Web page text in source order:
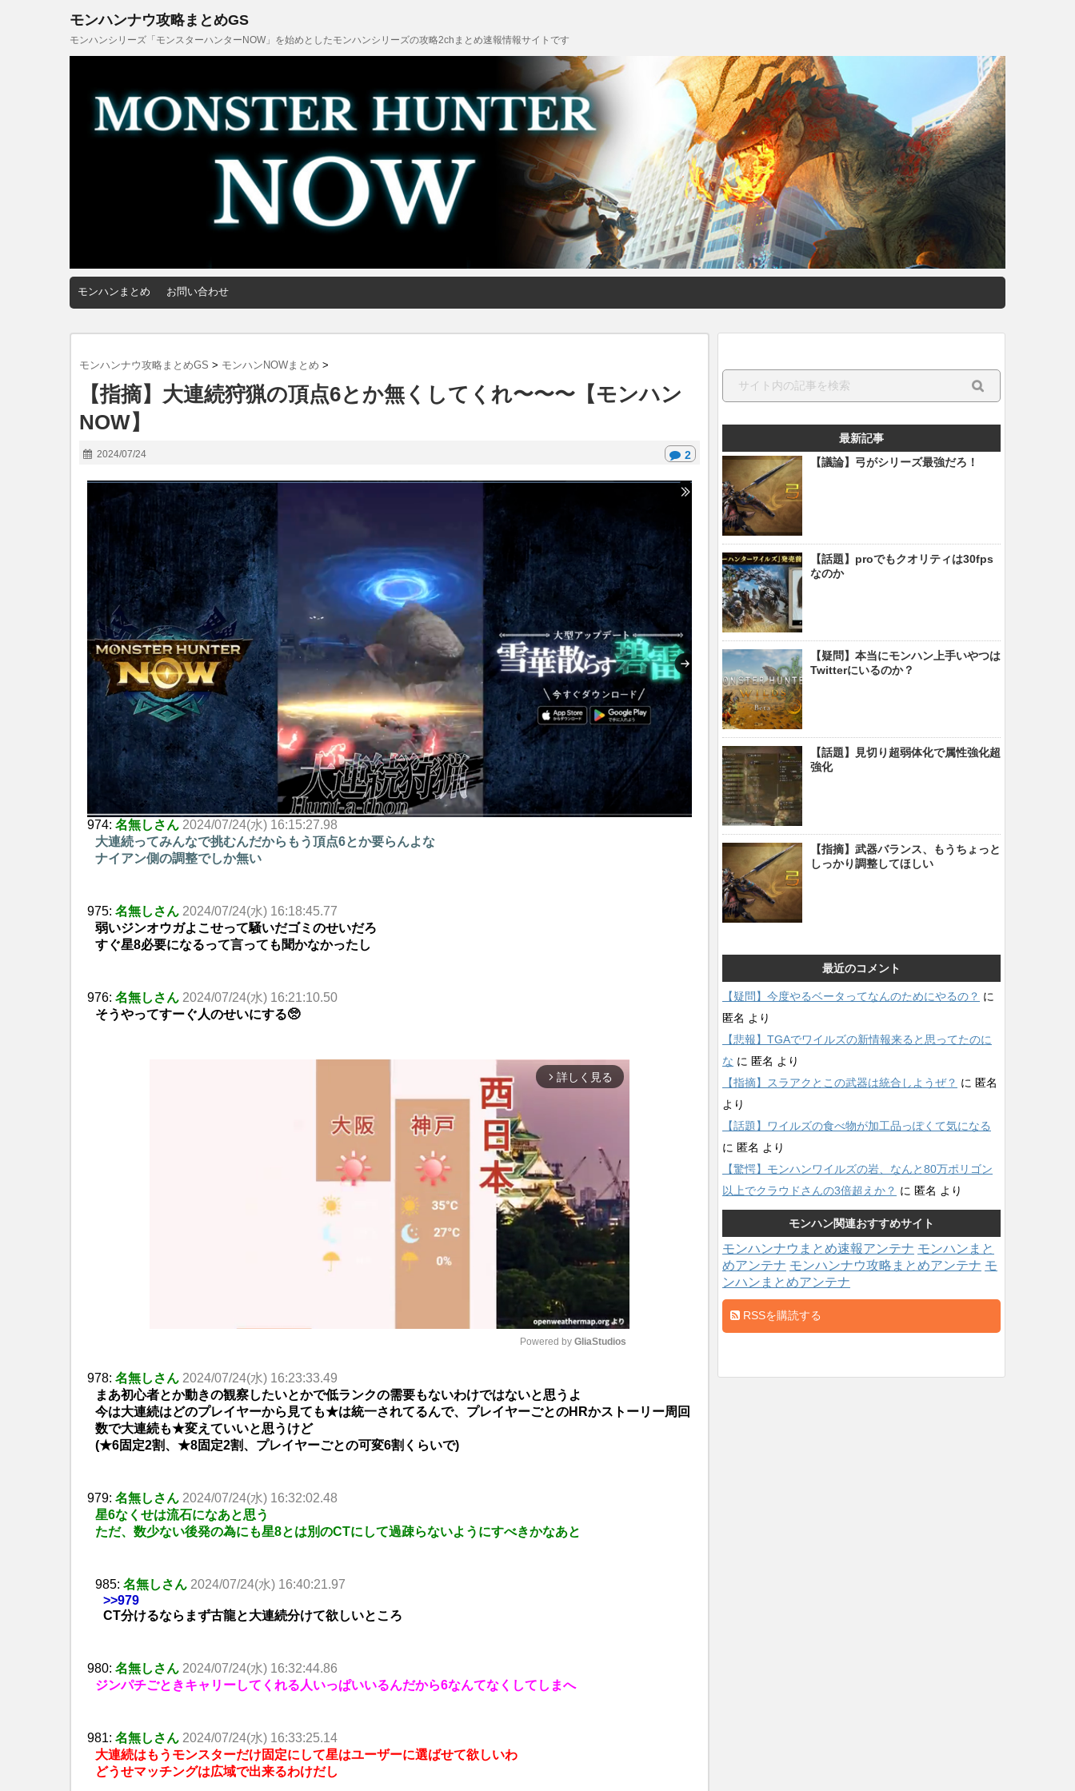
モンハンナウ攻略まとめGS
モンハンシリーズ「モンスターハンターNOW」を始めとしたモンハンシリーズの攻略2chまとめ速報情報サイトです
モンハンまとめ お問い合わせ
モンハンナウ攻略まとめGS > モンハンNOWまとめ >
【指摘】大連続狩猟の頂点6とか無くしてくれ〜〜〜【モンハン
NOW】
2024/07/24 2
974: 名無しさん 2024/07/24(水) 16:15:27.98
大連続ってみんなで挑むんだからもう頂点6とか要らんよな
ナイアン側の調整でしか無い
975: 名無しさん 2024/07/24(水) 16:18:45.77
弱いジンオウガよこせって騒いだゴミのせいだろ
すぐ星8必要になるって言っても聞かなかったし
976: 名無しさん 2024/07/24(水) 16:21:10.50
そうやってすーぐ人のせいにする🥺
arrow_forward_ios 詳しく見る
M
u
Powered by GliaStudios
978: 名無しさん 2024/07/24(水) 16:23:33.49
まあ初心者とか動きの観察したいとかで低ランクの需要もないわけではないと思うよ
今は大連続はどのプレイヤーから見ても★は統一されてるんで、プレイヤーごとのHRかストーリー周回
数で大連続も★変えていいと思うけど
(★6固定2割、★8固定2割、プレイヤーごとの可変6割くらいで)
979: 名無しさん 2024/07/24(水) 16:32:02.48
星6なくせは流石になあと思う
ただ、数少ない後発の為にも星8とは別のCTにして過疎らないようにすべきかなあと
985: 名無しさん 2024/07/24(水) 16:40:21.97
>>979
CT分けるならまず古龍と大連続分けて欲しいところ
980: 名無しさん 2024/07/24(水) 16:32:44.86
ジンパチごときキャリーしてくれる人いっぱいいるんだから6なんてなくしてしまへ
981: 名無しさん 2024/07/24(水) 16:33:25.14
大連続はもうモンスターだけ固定にして星はユーザーに選ばせて欲しいわ
どうせマッチングは広域で出来るわけだし
最新記事
【議論】弓がシリーズ最強だろ！
【話題】proでもクオリティは30fps
なのか
【疑問】本当にモンハン上手いやつは
Twitterにいるのか？
【話題】見切り超弱体化で属性強化超
強化
【指摘】武器バランス、もうちょっと
しっかり調整してほしい
最近のコメント
【疑問】今度やるベータってなんのためにやるの？ に
匿名 より
【悲報】TGAでワイルズの新情報来ると思ってたのに
な に 匿名 より
【指摘】スラアクとこの武器は統合しようぜ？ に 匿名
より
【話題】ワイルズの食べ物が加工品っぽくて気になる
に 匿名 より
【驚愕】モンハンワイルズの岩、なんと80万ポリゴン
以上でクラウドさんの3倍超えか？ に 匿名 より
モンハン関連おすすめサイト
モンハンナウまとめ速報アンテナ モンハンまと
めアンテナ モンハンナウ攻略まとめアンテナ モ
ンハンまとめアンテナ
RSSを購読する